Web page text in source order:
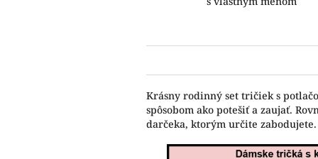
Krásny rodinný set tričiek s
spôsobom ako potešiť a zaujať.
darčeka, ktorým určite zabodujete.